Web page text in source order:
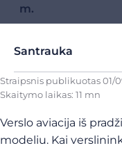
m.
Santrauka
Straipsnis publikuotas01/
Skaitymo laikas: 11 mn
Verslo aviacija iš
modeliu. Kai